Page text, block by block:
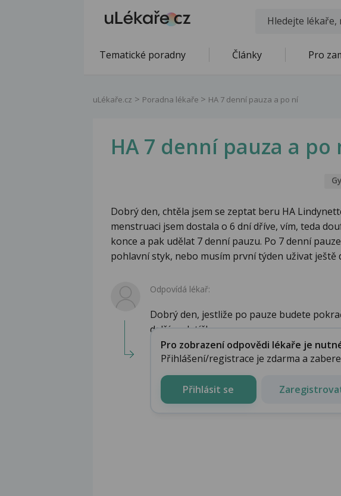
Tematické poradny Články Pro
uLékaře.cz Poradna lékaře HA 7 denní pauza a po ní
HA 7 denní pauza a po
Dobrý den, chtěla jsem se zeptat beru HA
menstruaci jsem dostala o 6 dní dříve, vím, teda
konce a pak udělat 7 denní pauzu. Po 7 denní
pohlavní styk, nebo musím první týden uživat ještě
Odpovídá lékař:
Dobrý den, jestliže po pauze budete
dalším platíčkem, n...
Pro zobrazení odpovědi lékaře je
Přihlášení/registrace je zdarma a
Přihlásit se